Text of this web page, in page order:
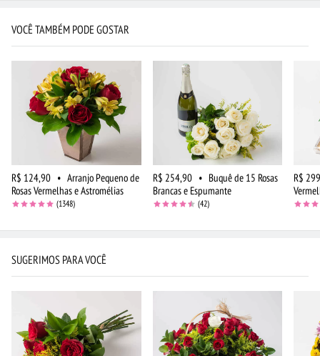
VOCÊ TAMBÉM PODE GOSTAR
R$ 124,90 • Arranjo Pequeno de
Rosas Vermelhas e Astromélias
(1348)
R$ 254,90 • Buquê de 15 Rosas
Brancas e Espumante
(42)
R$
SUGERIMOS PARA VOCÊ